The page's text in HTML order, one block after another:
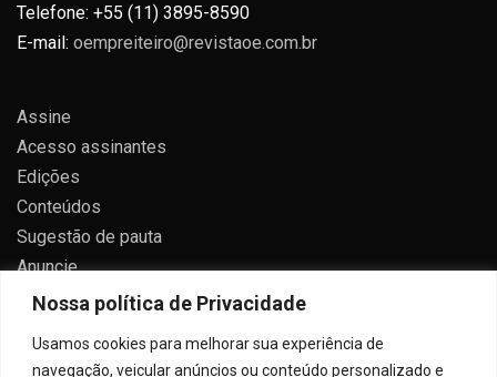
Nossa política de Privacidade
Usamos cookies para melhorar sua experiência de
navegação, veicular anúncios ou conteúdo personalizado e
Telefone: +55 (11) 3895-8590
E-mail: oempreiteiro@revistaoe.com.br
Assine
Acesso assinantes
Edições
Conteúdos
Sugestão de pauta
Anuncie
Contato